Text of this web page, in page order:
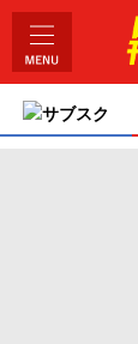
サブスク